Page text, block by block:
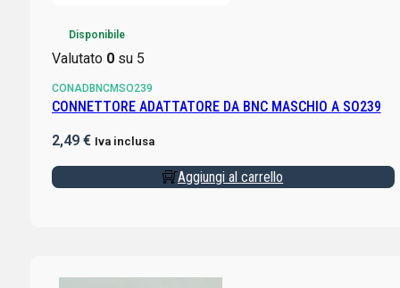
Disponibile
Valutato 0su 5
CONADBNCMSO239
CONNETTORE ADATTATORE DA BNC MASCHIO A SO239
2,49 € Iva inclusa
Aggiungi al carrello